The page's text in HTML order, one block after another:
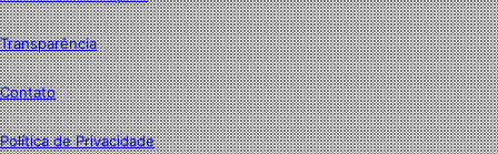
Transparência
Contato
Política de Privacidade